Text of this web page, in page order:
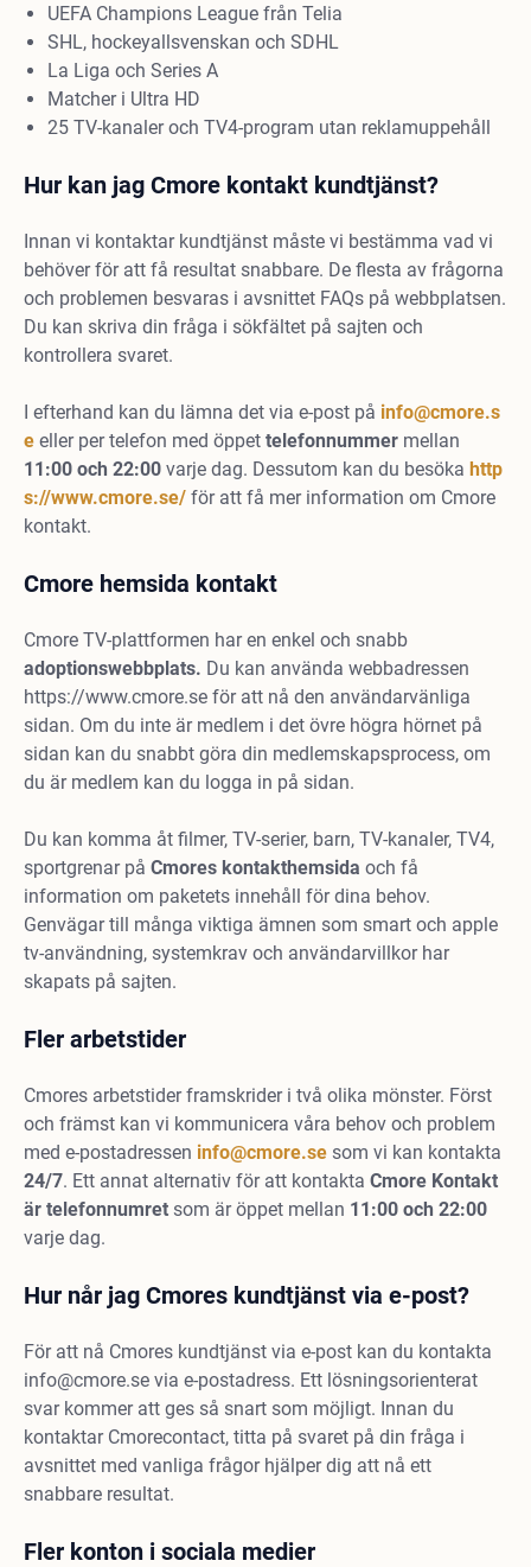
UEFA Champions League från Telia
SHL, hockeyallsvenskan och SDHL
La Liga och Series A
Matcher i Ultra HD
25 TV-kanaler och TV4-program utan reklamuppehåll
Hur kan jag Cmore kontakt kundtjänst?
Innan vi kontaktar kundtjänst måste vi bestämma vad vi
behöver för att få resultat snabbare. De flesta av frågorna
och problemen besvaras i avsnittet FAQs på webbplatsen.
Du kan skriva din fråga i sökfältet på sajten och
kontrollera svaret.
I efterhand kan du lämna det via e-post på info@cmore.s
e eller per telefon med öppet telefonnummer mellan
11:00 och 22:00 varje dag. Dessutom kan du besöka http
s://www.cmore.se/ för att få mer information om Cmore
kontakt.
Cmore hemsida kontakt
Cmore TV-plattformen har en enkel och snabb
adoptionswebbplats. Du kan använda webbadressen
https://www.cmore.se för att nå den användarvänliga
sidan. Om du inte är medlem i det övre högra hörnet på
sidan kan du snabbt göra din medlemskapsprocess, om
du är medlem kan du logga in på sidan.
Du kan komma åt filmer, TV-serier, barn, TV-kanaler, TV4,
sportgrenar på Cmores kontakthemsida och få
information om paketets innehåll för dina behov.
Genvägar till många viktiga ämnen som smart och apple
tv-användning, systemkrav och användarvillkor har
skapats på sajten.
Fler arbetstider
Cmores arbetstider framskrider i två olika mönster. Först
och främst kan vi kommunicera våra behov och problem
med e-postadressen info@cmore.se som vi kan kontakta
24/7. Ett annat alternativ för att kontakta Cmore Kontakt
är telefonnumret som är öppet mellan 11:00 och 22:00
varje dag.
Hur når jag Cmores kundtjänst via e-post?
För att nå Cmores kundtjänst via e-post kan du kontakta
info@cmore.se via e-postadress. Ett lösningsorienterat
svar kommer att ges så snart som möjligt. Innan du
kontaktar Cmorecontact, titta på svaret på din fråga i
avsnittet med vanliga frågor hjälper dig att nå ett
snabbare resultat.
Fler konton i sociala medier